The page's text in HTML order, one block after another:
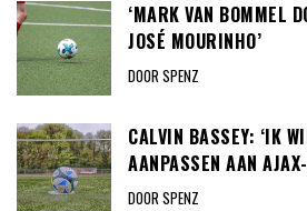
‘MARK VAN BOMMEL
JOSÉ MOURINHO’
DOOR SPENZ
CALVIN BASSEY: ‘IK
AANPASSEN AAN
DOOR SPENZ